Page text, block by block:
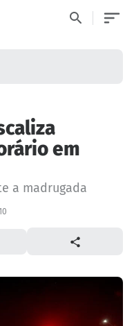
em
a madrugada